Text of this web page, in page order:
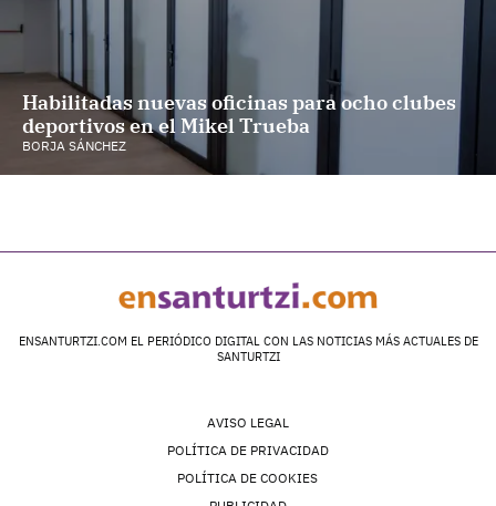
Habilitadas nuevas oficinas para ocho clubes
deportivos en el Mikel Trueba
BORJA SÁNCHEZ
ENSANTURTZI.COM EL PERIÓDICO DIGITAL CON LAS NOTICIAS MÁS ACTUALES DE
SANTURTZI
AVISO LEGAL
POLÍTICA DE PRIVACIDAD
POLÍTICA DE COOKIES